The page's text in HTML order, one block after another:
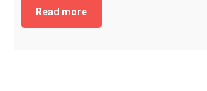
Read more